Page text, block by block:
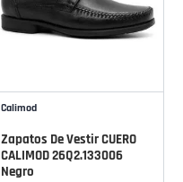
Calimod
Zapatos De Vestir CUERO
CALIMOD 26Q2.133006
Negro